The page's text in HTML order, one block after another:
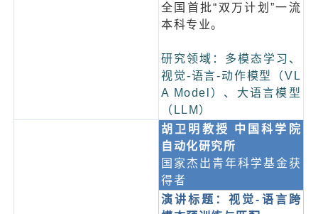
全国首批“双万计划”一流
本科专业。
研究领域：多模态学习、
视觉-语言-动作模型（VL
A Model）、大语言模型
（LLM）
胡卫明教授 中国科学院
自动化研究所
国家杰出青年科学基金获
得者
演讲标题：视觉-语言跨